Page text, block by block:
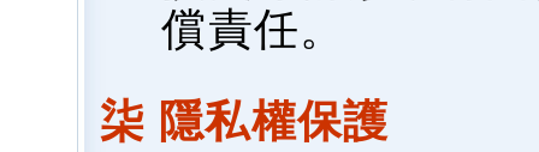
償責任。
柒 隱私權保護